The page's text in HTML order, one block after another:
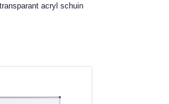
acryl schuin